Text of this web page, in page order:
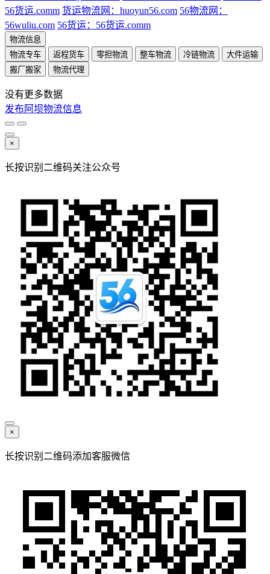
56货运.comm 货运物流网：huoyun56.com 56物流网：
56wuliu.com 56货运：56货运.comm
物流信息
物流专车
返程货车 零担物流 整车物流 冷链物流
大件运输
搬厂搬家
物流代理
没有更多数据
发布阿坝物流信息
×
长按识别二维码关注公众号
×
长按识别二维码添加客服微信